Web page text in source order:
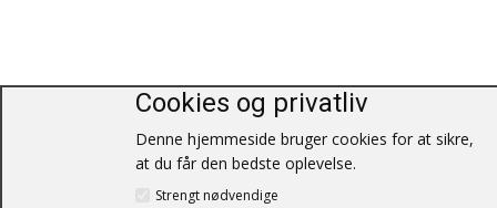
Sport / Fritid
Sund / Sygdom
Cookies og privatliv
Denne hjemmeside bruger cookies for at sikre,
at du får den bedste oplevelse.
Strengt nødvendige